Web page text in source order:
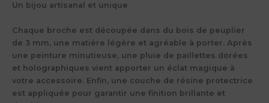
Un bijou artisanal et unique
Chaque broche est découpée dans du bois de peuplier
de 3 mm, une matière légère et agréable à porter. Après
une peinture minutieuse, une pluie de paillettes dorées
et holographiques vient apporter un éclat magique à
votre accessoire. Enfin, une couche de résine protectrice
est appliquée pour garantir une finition brillante et